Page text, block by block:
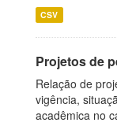
CSV
Projetos de
Relação de
vigência,
acadêmica no